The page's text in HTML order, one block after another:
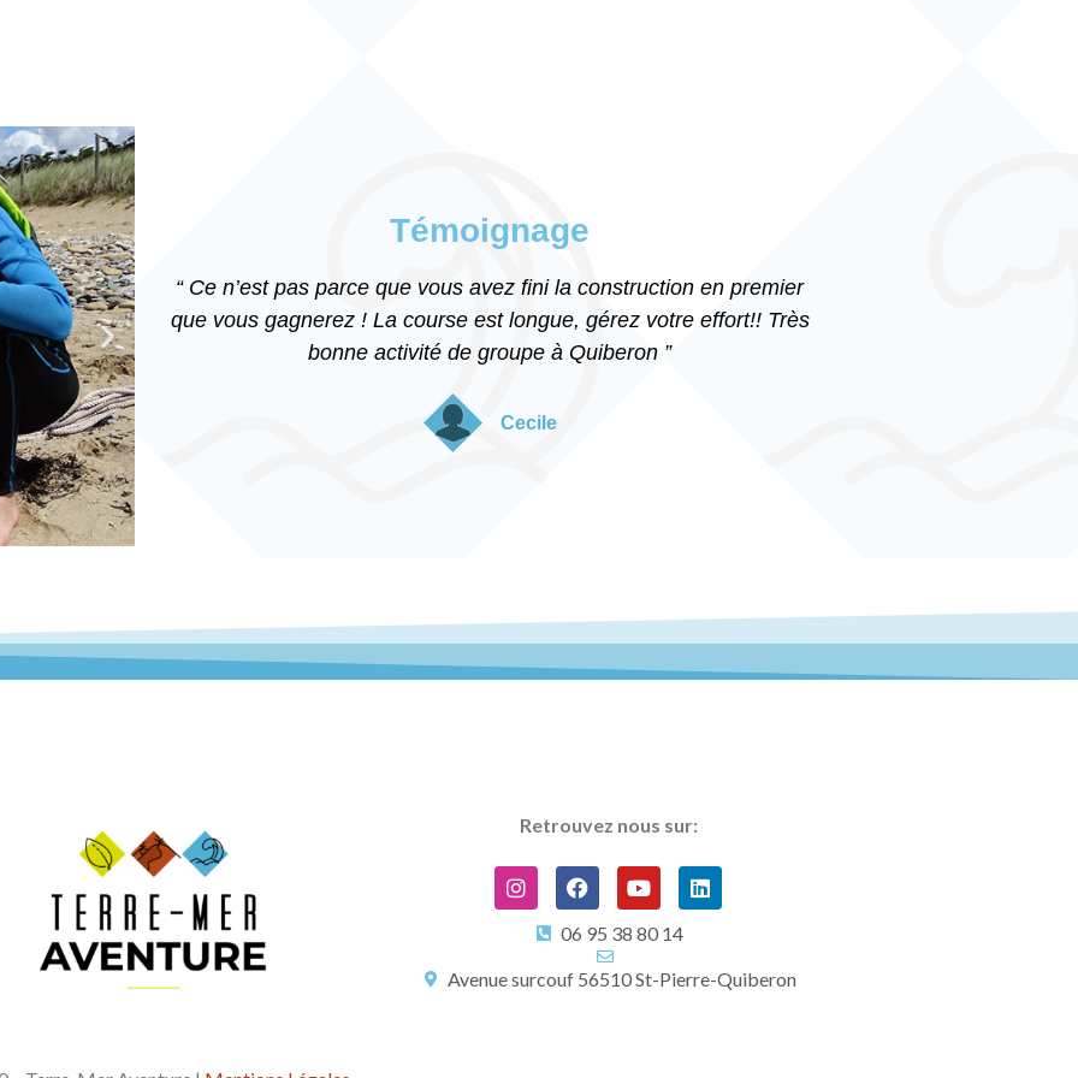
Témoignage
“ Ce n’est pas parce que vous avez fini la construction en premier
que vous gagnerez ! La course est longue, gérez votre effort!! Très
bonne activité de groupe à Quiberon ”
Cecile
Retrouvez nous sur:
06 95 38 80 14
Avenue surcouf 56510 St-Pierre-Quiberon